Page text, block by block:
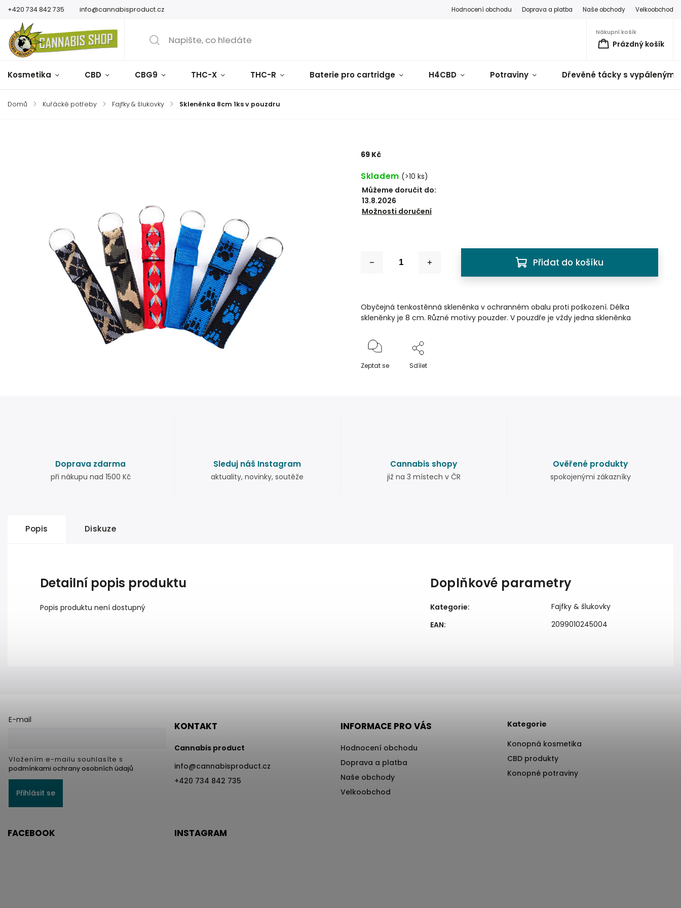
+420 734 842 735 info@cannabisproduct.cz Hodnocení obchodu Doprava a platba Naše obchody Velkoobchod
Nákupní košík
Prázdný košík
Kosmetika CBD CBG9 THC-X THC-R Baterie pro cartridge H4CBD Potraviny Dřevěné tácky s vypálenými
Domů / Kuřácké potřeby / Fajfky & šlukovky / Skleněnka 8cm 1ks v pouzdru
69 Kč
Skladem (>10 ks)
Můžeme doručit do:
13.8.2026
Možnosti doručení
Přidat do košíku
Obyčejná tenkostěnná skleněnka v ochranném obalu proti poškození. Délka
skleněnky je 8 cm. Různé motivy pouzder. V pouzdře je vždy jedna skleněnka
Zeptat se Sdílet
Doprava zdarma
při nákupu nad 1500 Kč
Sleduj náš Instagram
aktuality, novinky, soutěže
Cannabis shopy
již na 3 místech v ČR
Ověřené produkty
spokojenými zákazníky
Popis Diskuze
Detailní popis produktu
Popis produktu není dostupný
Doplňkové parametry
Kategorie:
Fajfky & šlukovky
EAN: 2099010245004
E-mail
Vložením e-mailu souhlasíte s
podmínkami ochrany osobních údajů
Přihlásit se
KONTAKT
Cannabis product
info@cannabisproduct.cz
+420 734 842 735
INFORMACE PRO VÁS
Hodnocení obchodu
Doprava a platba
Naše obchody
Velkoobchod
Kategorie
Konopná kosmetika
CBD produkty
Konopné potraviny
FACEBOOK INSTAGRAM